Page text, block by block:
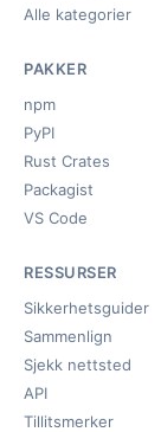
Alle kategorier
PAKKER
npm
PyPI
Rust Crates
Packagist
VS Code
RESSURSER
Sikkerhetsguider
Sammenlign
Sjekk nettsted
API
Tillitsmerker